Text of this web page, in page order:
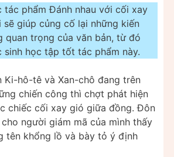
tác phẩm Đánh nhau với cối xay
giúp củng cố lại những kiến
quan trọng của văn bản, từ đó
sinh học tập tốt tác phẩm này.
Ki-hô-tê và Xan-chô đang trên
chiến công thì chợt phát hiện
chiếc cối xay gió giữa đồng. Đôn
người giám mã của mình thấy
tên khổng lồ và bày tỏ ý định